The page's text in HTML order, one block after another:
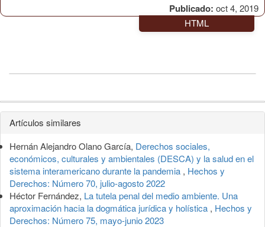
Publicado: oct 4, 2019
HTML
Detalles
del
artículo
Artículos similares
Hernán Alejandro Olano García, Derechos sociales,
económicos, culturales y ambientales (DESCA) y la salud en el
sistema interamericano durante la pandemia , Hechos y
Derechos: Número 70, julio-agosto 2022
Héctor Fernández, La tutela penal del medio ambiente. Una
aproximación hacia la dogmática jurídica y holística , Hechos y
Derechos: Número 75, mayo-junio 2023